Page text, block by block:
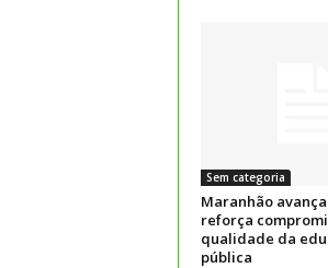
Sem categoria
Maranhão
reforça
qualidade da
pública